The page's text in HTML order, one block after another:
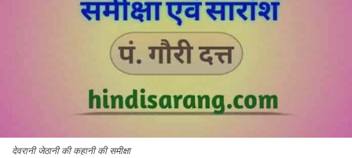
देवरानी जेठानी की कहानी की समीक्षा